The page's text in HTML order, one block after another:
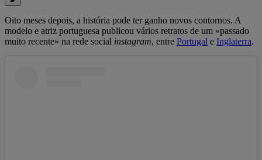
Oito meses depois, a história pode ter ganho novos contornos. A
modelo e atriz portuguesa publicou vários retratos de um «passado
muito recente» na rede social instagram, entre Portugal e Inglaterra.